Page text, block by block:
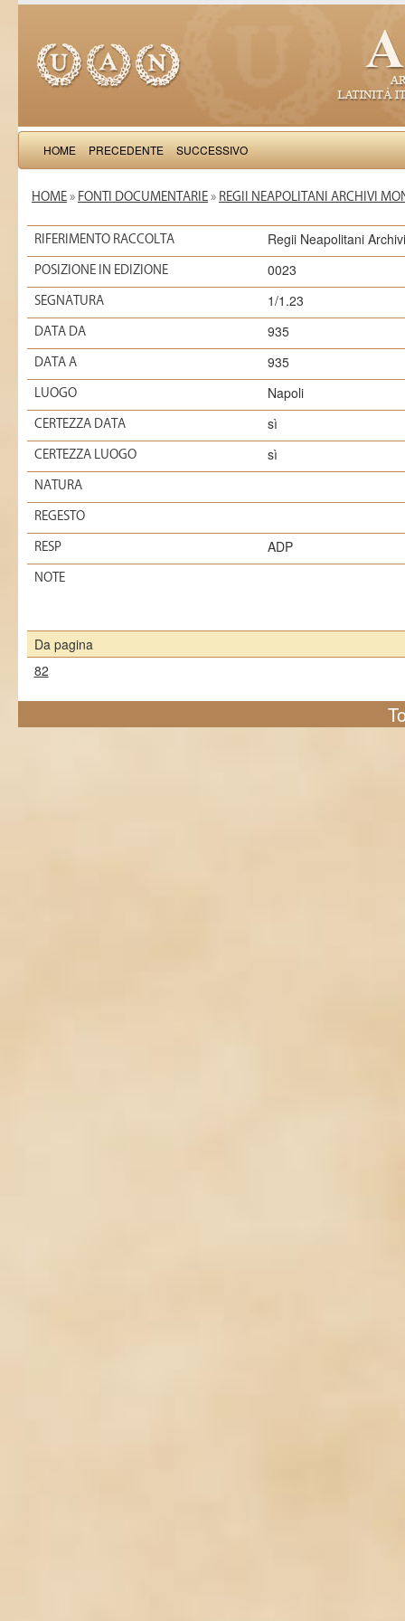
HOME PRECEDENTE SUCCESSIVO
HOME » FONTI DOCUMENTARIE » REGII NEAPOLITANI ARCHIVI
RIFERIMENTO RACCOLTA Regii Neapolitani
POSIZIONE IN EDIZIONE 0023
SEGNATURA 1/1.23
DATA DA 935
DATA A 935
LUOGO Napoli
CERTEZZA DATA sì
CERTEZZA LUOGO sì
NATURA
REGESTO
RESP ADP
NOTE
Da pagina
82